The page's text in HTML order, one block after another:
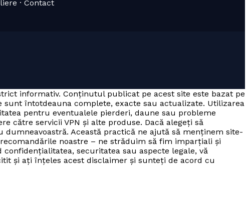
· Contact
informativ. Conținutul publicat pe acest site este bazat pe
întotdeauna complete, exacte sau actualizate. Utilizarea
pentru eventualele pierderi, daune sau probleme
către servicii VPN și alte produse. Dacă alegeți să
Această practică ne ajută să menținem site-
noastre – ne străduim să fim imparțiali și
securitatea sau aspecte legale, vă
și ați înțeles acest disclaimer și sunteți de acord cu